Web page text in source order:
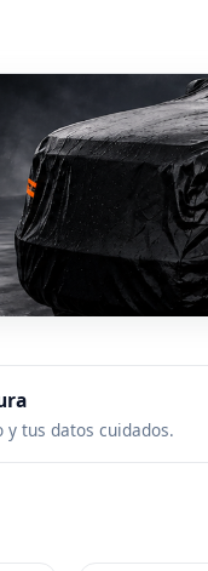
y tus datos cuidados.